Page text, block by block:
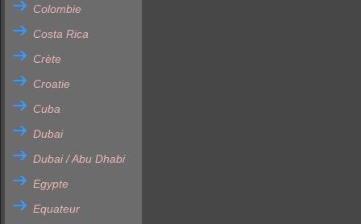
Colombie
Costa Rica
Crète
Croatie
Cuba
Dubai
Dubai / Abu Dhabi
Egypte
Equateur